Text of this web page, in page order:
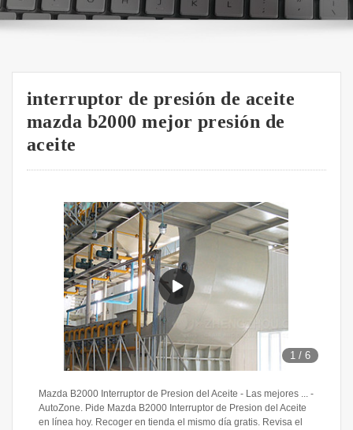
interruptor de presión de aceite
mazda b2000 mejor presión de
aceite
1 /6
Mazda B2000 Interruptor de Presion del Aceite - Las mejores ... -
AutoZone. Pide Mazda B2000 Interruptor de Presion del Aceite
en línea hoy. Recoger en tienda el mismo día gratis. Revisa el